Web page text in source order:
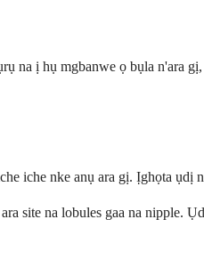
na ị hụ mgbanwe ọ bụla n'ara
iche nke anụ ara gị. Ịghọta
na lobules gaa na nipple.